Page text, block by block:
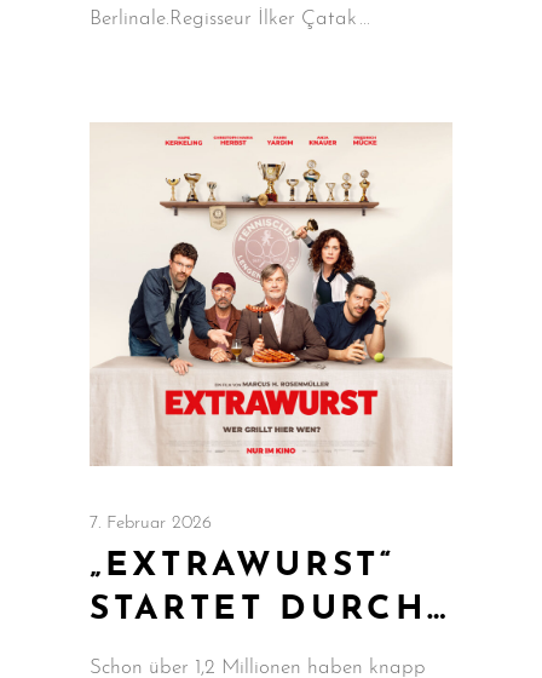
Berlinale.Regisseur İlker Çatak
7. Februar 2026
„EXTRAWURST“
STARTET DURCH…
Schon über 1,2 Millionen haben knapp